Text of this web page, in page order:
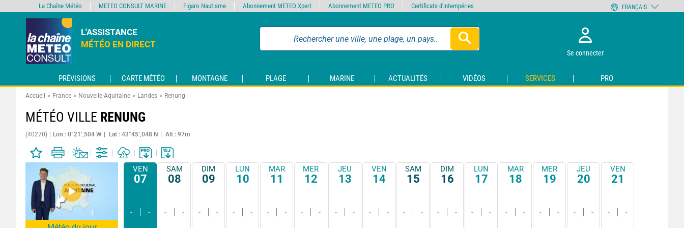
L'ASSISTANCE
MÉTÉO EN DIRECT
Se connecter
PRÉVISIONS CARTE MÉTÉO MONTAGNE PLAGE MARINE ACTUALITÉS VIDÉOS SERVICES PRO
Accueil France Nouvelle-Aquitaine Landes Renung
MÉTÉO VILLE RENUNG
(40270) Lon : 0°21’,504 W Lat : 43°45’,048 N Alt : 97m
VEN
07
- -
SAM
08
- -
DIM
09
- -
LUN
10
- -
MAR
11
- -
MER
12
- -
JEU
13
- -
VEN
14
- -
SAM
15
- -
DIM
16
- -
LUN
17
- -
MAR
18
- -
MER
19
- -
JEU
20
- -
VEN
21
- -
La Chaîne Météo METEO CONSULT MARINE Figaro Nautisme Abonnement METEO Xpert Abonnement METEO PRO Certificats d'intempéries FRANÇAIS